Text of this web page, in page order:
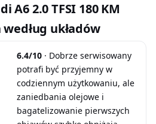
A6 2.0 TFSI 180 KM
układów
6.4/10 · Dobrze serwisowany
potrafi być przyjemny w
codziennym użytkowaniu, ale
zaniedbania olejowe i
bagatelizowanie pierwszych